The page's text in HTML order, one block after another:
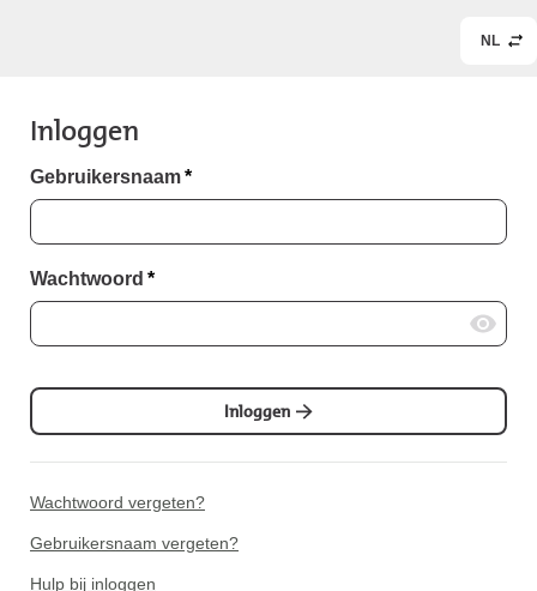
NL
Inloggen
Gebruikersnaam*
Wachtwoord *
Inloggen
Wachtwoord vergeten?
Gebruikersnaam vergeten?
Hulp bij inloggen